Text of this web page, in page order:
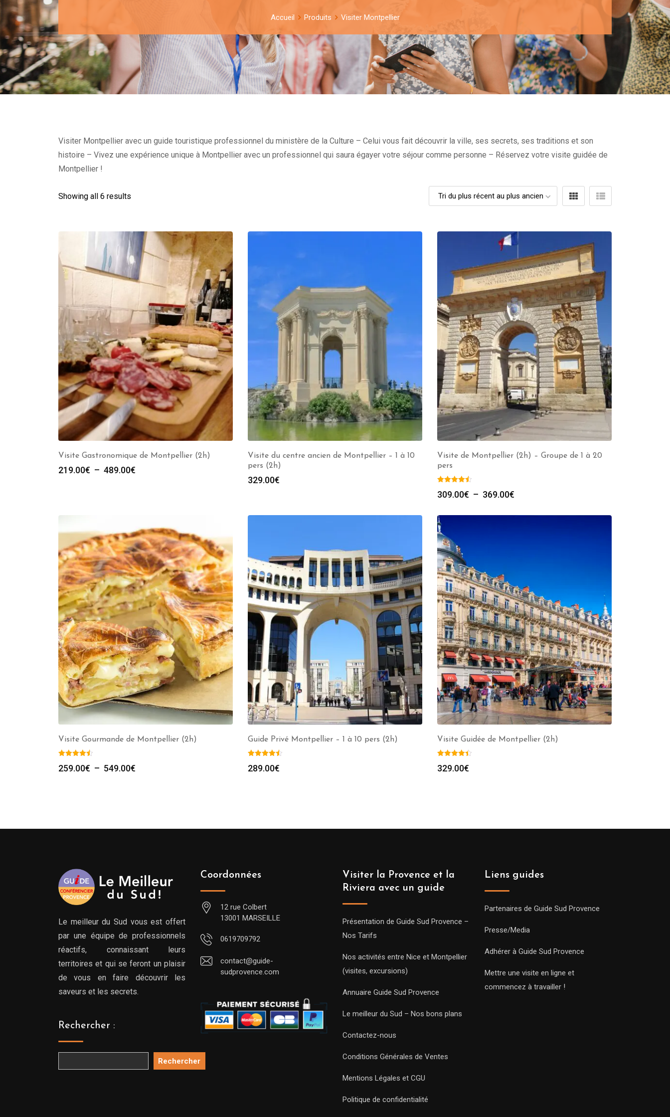
Accueil Produits Visiter Montpellier
Visiter Montpellier avec un guide touristique professionnel du ministère de la Culture – Celui vous fait découvrir la ville, ses secrets, ses traditions et son
histoire – Vivez une expérience unique à Montpellier avec un professionnel qui saura égayer votre séjour comme personne – Réservez votre visite guidée de
Montpellier !
Showing all 6 results
Visite Gastronomique de Montpellier (2h)
219.00€ – 489.00€
489.00€
Visite du centre ancien de Montpellier – 1 à 10
pers (2h)
329.00€
Visite de Montpellier (2h) – Groupe de 1 à 20
pers
309.00€ – 369.00€
prix :
Visite Gourmande de Montpellier (2h)
259.00€ – 549.00€
Guide Privé Montpellier – 1 à 10 pers (2h)
289.00€
Visite Guidée de Montpellier (2h)
329.00€
Le meilleur du Sud vous est offert
par une équipe de professionnels
réactifs, connaissant leurs
territoires et qui se feront un plaisir
de vous en faire découvrir les
saveurs et les secrets.
Rechercher :
Rechercher
Coordonnées
12 rue Colbert
13001 MARSEILLE
0619709792
contact@guide-
sudprovence.com
Visiter la Provence et la
Riviera avec un guide
Présentation de Guide Sud Provence –
Nos Tarifs
Nos activités entre Nice et Montpellier
(visites, excursions)
Annuaire Guide Sud Provence
Le meilleur du Sud – Nos bons plans
Contactez-nous
Conditions Générales de Ventes
Mentions Légales et CGU
Politique de confidentialité
Liens guides
Partenaires de Guide Sud Provence
Presse/Media
Adhérer à Guide Sud Provence
Mettre une visite en ligne et
commencez à travailler !